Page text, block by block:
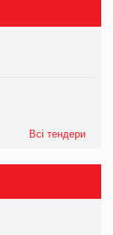
Всі тендери